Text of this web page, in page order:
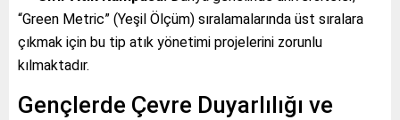
“Green Metric” (Yeşil Ölçüm) sıralamalarında üst sıralara
çıkmak için bu tip atık yönetimi projelerini zorunlu
kılmaktadır.
Gençlerde Çevre Duyarlılığı ve